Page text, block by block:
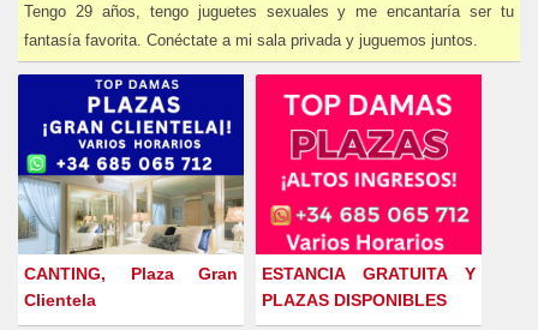
Tengo 29 años, tengo juguetes sexuales y me encantaría ser tu
fantasía favorita. Conéctate a mi sala privada y juguemos juntos.
CANTING, Plaza Gran
Clientela
ESTANCIA GRATUITA Y
PLAZAS DISPONIBLES